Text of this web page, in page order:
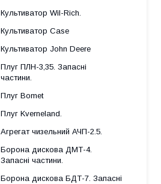
Культиватор Wil-Rich.
Культиватор Case
Культиватор John Deere
Плуг ПЛН-3,35. Запасні
частини.
Плуг Bomet
Плуг Kverneland.
Агрегат чизельний АЧП-2.5.
Борона дискова ДМТ-4.
Запасні частини.
Борона дискова БДТ-7. Запасні